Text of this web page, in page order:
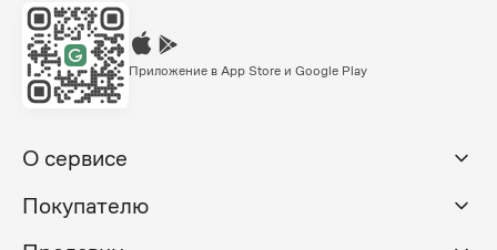
Приложение в App Store и Google Play
О сервисе
Покупателю